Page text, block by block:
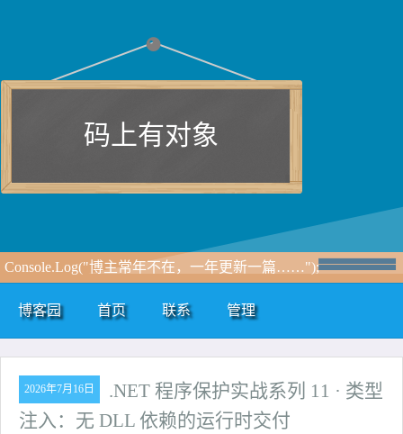
码上有对象
Console.Log("博主常年不在，一年更新一篇……");
博客园 首页 联系 管理
2026年7月16日
.NET 程序保护实战系列 11 · 类型
注入：无 DLL 依赖的运行时交付